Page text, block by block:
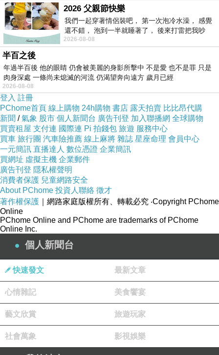
2026 父親節快樂
我們一起穿著情侶裝吧， 第一次泡冷水澡， 感覺
還不錯， 泡到一半就睡著了， 後來打雷把我吵
醒， 手
2026-08-08
半百之後
年過半百後 他的眼睛 仍會被美麗的身影所擊中 不是愛 也不是罪 只是
肉身深處 一條尚未熄滅的河流 仍渴望奔向遠方 歲月已經
2026-08-08
登入 註冊
PChome首頁 線上購物 24h購物 書店 露天拍賣 比比昂代購
新聞 /氣象 股市 個人新聞台 廣告刊登 加入聯播網 全球購物
買賣租屋 支付連 國際連 Pi 拍錢包 旅遊 服務中心
買車 旅行團 汽車險推薦 線上麻將 雜誌 星座命理 會員中心
一元簡訊 直播達人 數位憑證 企業簡訊
買網址 虛擬主機 企業郵件
廣告刊登 隱私權聲明
消費者保護 兒童網路安全
About PChome 投資人聯絡 徵才
著作權保護 ｜網路家庭版權所有、轉載必究 ‧Copyright PChome
Online
PChome Online and PChome are trademarks of PChome
Online Inc.
個人新聞台
快速發文 最新文章
心情雜記 美食饗宴
藝文欣賞 旅遊玩家
社會萬象 影視娛樂